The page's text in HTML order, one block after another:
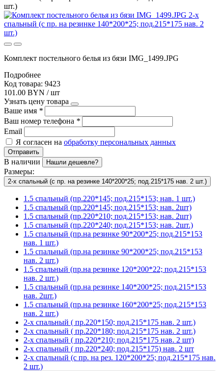
шт.)
Комплект постельного белья из бязи IMG_1499.JPG
Подробнее
Код товара: 9423
101.00 BYN / шт
Узнать цену товара
Ваше имя *
Ваш номер телефона *
Email
Я согласен на обработку персональных данных
Отправить
В наличии Нашли дешевле?
Размеры:
2-х спальный (с пр. на резинке 140*200*25; под.215*175 нав. 2 шт.)
1.5 спальный (пр.220*145; под.215*153; нав. 1 шт.)
1.5 спальный (пр.220*145; под.215*153; нав. 2шт)
1.5 спальный (пр.220*210; под.215*153; нав. 2шт)
1.5 спальный (пр.220*240; под.215*153; нав. 2шт.)
1.5 спальный (пр.на резинке 90*200*25; под.215*153
нав. 1 шт.)
1.5 спальный (пр.на резинке 90*200*25; под.215*153
нав. 2 шт.)
1.5 спальный (пр.на резинке 120*200*22; под.215*153
нав. 2 шт.)
1.5 спальный (пр.на резинке 140*200*25; под.215*153
нав. 2шт.)
1.5 спальный (пр.на резинке 160*200*25; под.215*153
нав. 2 шт.)
2-х спальный ( пр.220*150; под.215*175 нав. 2 шт.)
2-х спальный ( пр.220*180; под.215*175 нав. 2 шт.)
2-х спальный ( пр.220*210; под.215*175 нав. 2 шт)
2-х спальный ( пр.220*240; под.215*175) нав. 2 шт
2-х спальный (с пр. на рез. 120*200*25; под.215*175 нав.
2 шт.)